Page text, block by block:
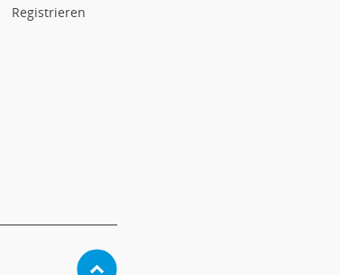
Registrieren